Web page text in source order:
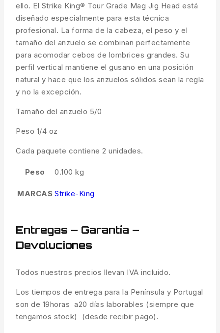
ello. El Strike King® Tour Grade Mag Jig Head está
diseñado especialmente para esta técnica
profesional. La forma de la cabeza, el peso y el
tamaño del anzuelo se combinan perfectamente
para acomodar cebos de lombrices grandes. Su
perfil vertical mantiene el gusano en una posición
natural y hace que los anzuelos sólidos sean la regla
y no la excepción.
Tamaño del anzuelo 5/0
Peso 1/4 oz
Cada paquete contiene 2 unidades.
Peso 0.100 kg
MARCAS Strike-King
Entregas – Garantía –
Devoluciones
Todos nuestros precios llevan IVA incluido.
Los tiempos de entrega para la Península y Portugal
son de 19horas a20 días laborables (siempre que
tengamos stock) (desde recibir pago).